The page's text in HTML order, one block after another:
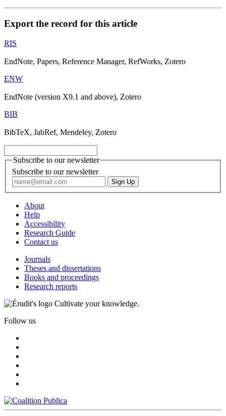
Export the record for this article
RIS
EndNote, Papers, Reference Manager, RefWorks, Zotero
ENW
EndNote (version X9.1 and above), Zotero
BIB
BibTeX, JabRef, Mendeley, Zotero
Subscribe to our newsletter
Subscribe to our newsletter
About
Help
Accessibility
Research Guide
Contact us
Journals
Theses and dissertations
Books and proceedings
Research reports
Cultivate your knowledge.
Follow us